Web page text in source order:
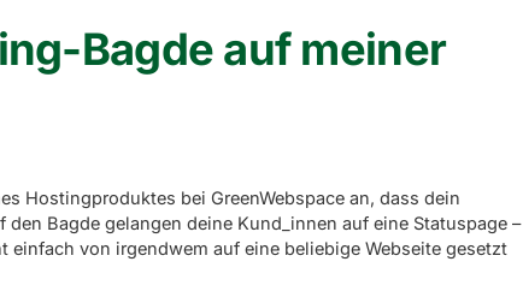
Bagde auf meiner
Hostingproduktes bei GreenWebspace an, dass dein
Bagde gelangen deine Kund_innen auf eine Statuspage –
von irgendwem auf eine beliebige Webseite gesetzt